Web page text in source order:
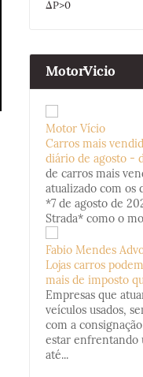
ΔP>0
MotorVicio
Motor Vício
Carros mais
diário de agosto -
de carros mais
atualizado com os
*7 de agosto de
Strada* como o
Fabio Mendes
Lojas carros
mais de imposto
Empresas que
veículos usados,
com a
estar enfrentando
até...